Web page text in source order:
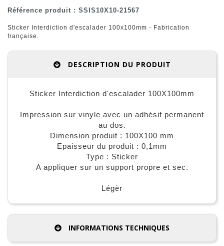
Référence produit : SSIS10X10-21567
Sticker Interdiction d'escalader 100x100mm - Fabrication
française.
DESCRIPTION DU PRODUIT
Sticker Interdiction d'escalader 100X100mm
Impression sur vinyle avec un adhésif permanent
au dos.
Dimension produit : 100X100 mm
Epaisseur du produit : 0,1mm
Type : Sticker
A appliquer sur un support propre et sec.
Légèr
INFORMATIONS TECHNIQUES